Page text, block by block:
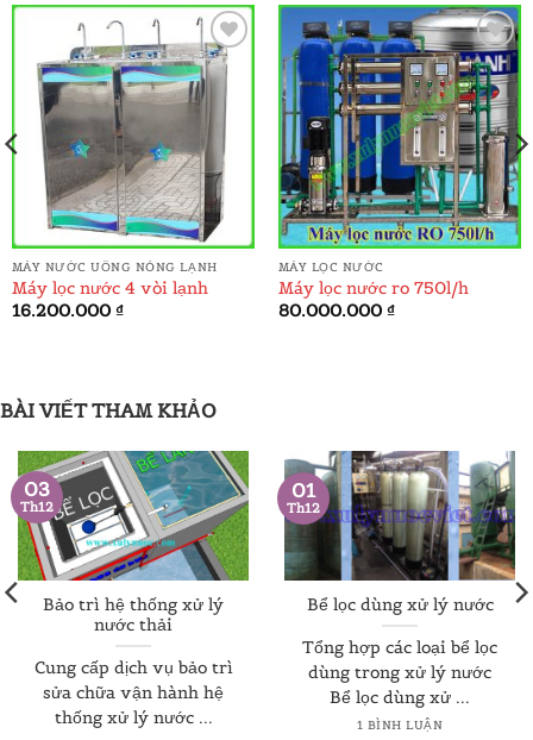
ADD TO
WISHLIST
MÁY NƯỚC UỐNG NÓNG LẠNH
Máy lọc nước 4 vòi lạnh
16.200.000 ₫
ADD TO
WISHLIST
MÁY LỌC NƯỚC
Máy lọc nước ro 750l/h
80.000.000 ₫
BÀI VIẾT THAM KHẢO
Bảo trì hệ thống xử lý
nước thải
Cung cấp dịch vụ bảo trì
sửa chữa vận hành hệ
thống xử lý nước ...
03
Th12
Bể lọc dùng xử lý nước
Tổng hợp các loại bể lọc
dùng trong xử lý nước
Bể lọc dùng xử ...
1 BÌNH LUẬN
01
Th12